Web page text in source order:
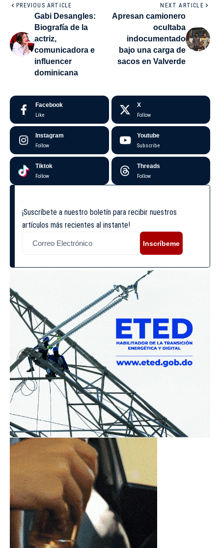
PREVIOUS ARTICLE
Gabi Desangles:
Biografía de la
actriz,
comunicadora e
influencer
dominicana
NEXT ARTICLE
Apresan camionero
ocultaba
indocumentado
bajo una carga de
sacos en Valverde
Facebook
Like
X
Follow
Instagram
Follow
Youtube
Subscribe
Tiktok
Follow
Threads
Follow
¡Suscríbete a nuestro boletín para recibir nuestros
artículos más recientes al instante!
Inscríbeme